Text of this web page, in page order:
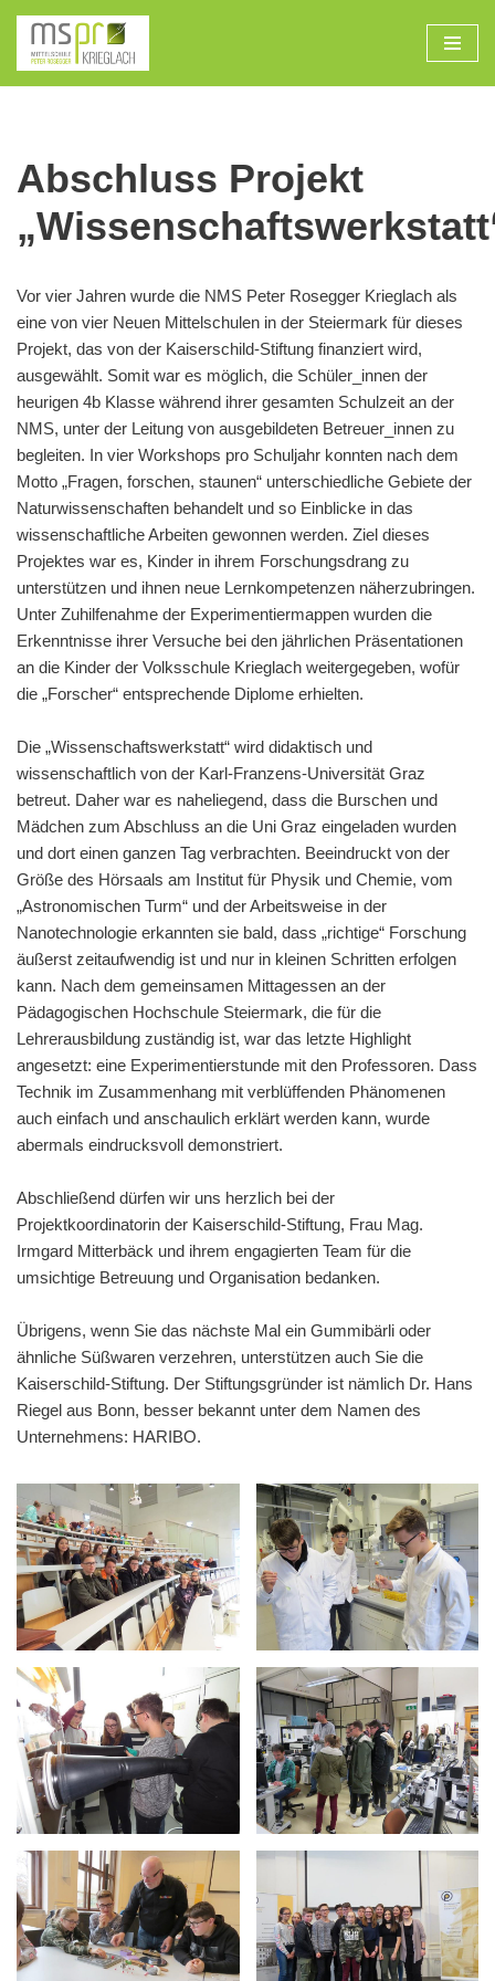
Zum
Inhalt
Abschluss Projekt
Vor vier Jahren wurde die NMS Peter Rosegger Krieglach als
eine von vier Neuen Mittelschulen in der Steiermark für dieses
Projekt, das von der Kaiserschild-Stiftung finanziert wird,
ausgewählt. Somit war es möglich, die Schüler_innen der
heurigen 4b Klasse während ihrer gesamten Schulzeit an der
NMS, unter der Leitung von ausgebildeten Betreuer_innen zu
begleiten. In vier Workshops pro Schuljahr konnten nach dem
Motto „Fragen, forschen, staunen“ unterschiedliche Gebiete der
Naturwissenschaften behandelt und so Einblicke in das
wissenschaftliche Arbeiten gewonnen werden. Ziel dieses
Projektes war es, Kinder in ihrem Forschungsdrang zu
unterstützen und ihnen neue Lernkompetenzen näherzubringen.
Unter Zuhilfenahme der Experimentiermappen wurden die
Erkenntnisse ihrer Versuche bei den jährlichen Präsentationen
an die Kinder der Volksschule Krieglach weitergegeben, wofür
die „Forscher“ entsprechende Diplome erhielten.
Die „Wissenschaftswerkstatt“ wird didaktisch und
wissenschaftlich von der Karl-Franzens-Universität Graz
betreut. Daher war es naheliegend, dass die Burschen und
Mädchen zum Abschluss an die Uni Graz eingeladen wurden
und dort einen ganzen Tag verbrachten. Beeindruckt von der
Größe des Hörsaals am Institut für Physik und Chemie, vom
„Astronomischen Turm“ und der Arbeitsweise in der
Nanotechnologie erkannten sie bald, dass „richtige“ Forschung
äußerst zeitaufwendig ist und nur in kleinen Schritten erfolgen
kann. Nach dem gemeinsamen Mittagessen an der
Pädagogischen Hochschule Steiermark, die für die
Lehrerausbildung zuständig ist, war das letzte Highlight
angesetzt: eine Experimentierstunde mit den Professoren. Dass
Technik im Zusammenhang mit verblüffenden Phänomenen
auch einfach und anschaulich erklärt werden kann, wurde
abermals eindrucksvoll demonstriert.
Abschließend dürfen wir uns herzlich bei der
Projektkoordinatorin der Kaiserschild-Stiftung, Frau Mag.
Irmgard Mitterbäck und ihrem engagierten Team für die
umsichtige Betreuung und Organisation bedanken.
Übrigens, wenn Sie das nächste Mal ein Gummibärli oder
ähnliche Süßwaren verzehren, unterstützen auch Sie die
Kaiserschild-Stiftung. Der Stiftungsgründer ist nämlich Dr. Hans
Riegel aus Bonn, besser bekannt unter dem Namen des
Unternehmens: HARIBO.